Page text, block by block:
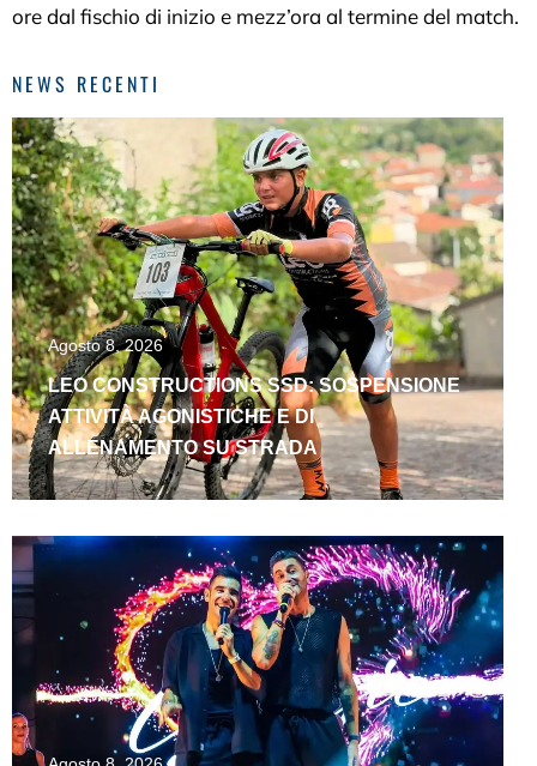
ore dal fischio di inizio e mezz’ora al termine del match.
NEWS RECENTI
Agosto 8, 2026
LEO CONSTRUCTIONS SSD: SOSPENSIONE
ATTIVITÀ AGONISTICHE E DI
ALLENAMENTO SU STRADA